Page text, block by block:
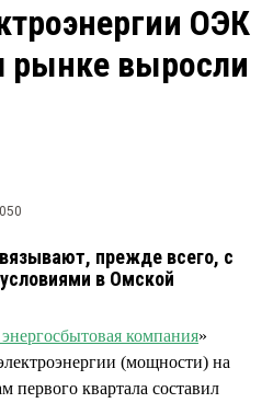
Рейтинги
Блоги
ОЭК
рынке выросли
прежде всего, с
в Омской
компания»
(мощности) на
первого квартала составил